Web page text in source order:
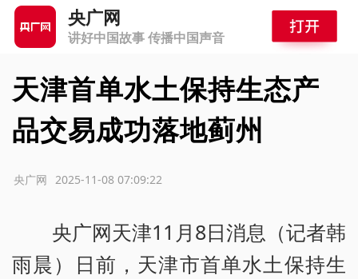
央广网
讲好中国故事 传播中国声音
天津首单水土保持生态产
品交易成功落地蓟州
2025-11-08 07:09:22
央广网
央广网天津11月8日消息（记者韩
雨晨）日前，天津市首单水土保持生